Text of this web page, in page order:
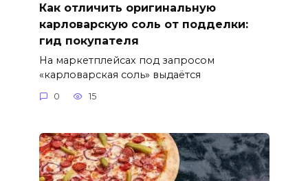
Как отличить оригинальную
карловарскую соль от подделки:
гид покупателя
На маркетплейсах под запросом
«карловарская соль» выдаётся
0 15